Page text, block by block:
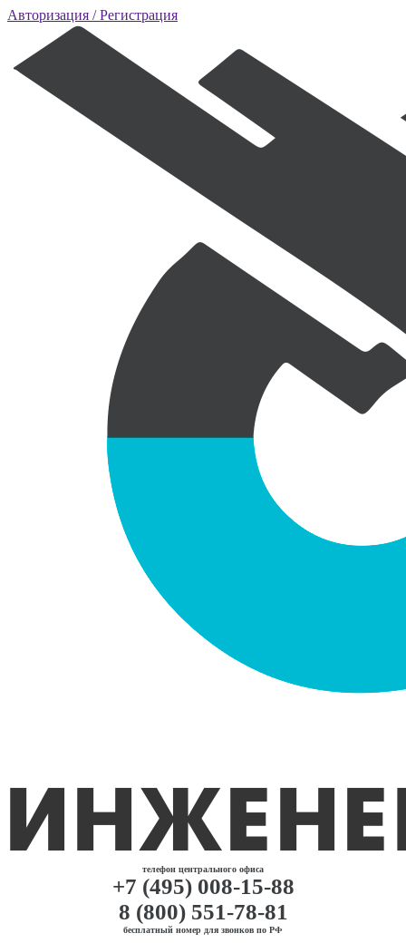
Авторизация / Регистрация
телефон центрального офиса
+7 (495) 008-15-88
8 (800) 551-78-81
бесплатный номер для звонков по РФ